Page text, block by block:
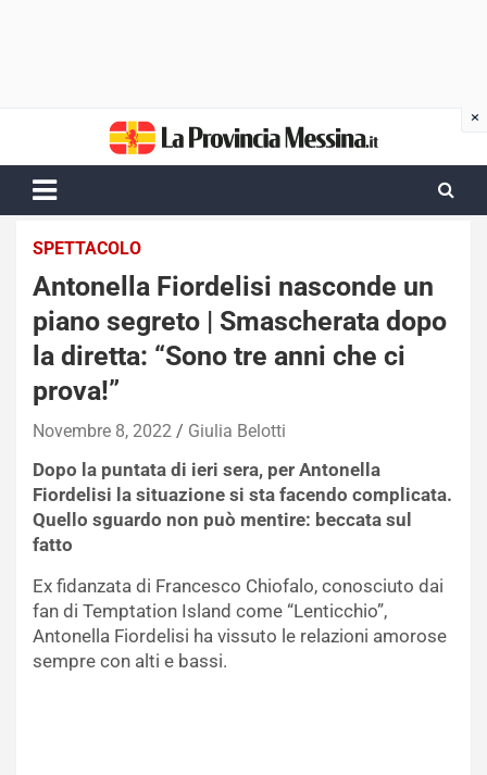
content
SPETTACOLO
Antonella Fiordelisi nasconde un
piano segreto | Smascherata dopo
la diretta: “Sono tre anni che ci
prova!”
Novembre 8, 2022 Giulia Belotti
Dopo la puntata di ieri sera, per Antonella
Fiordelisi la situazione si sta facendo complicata.
Quello sguardo non può mentire: beccata sul
fatto
Ex fidanzata di Francesco Chiofalo, conosciuto dai
fan di Temptation Island come “Lenticchio”,
Antonella Fiordelisi ha vissuto le relazioni amorose
sempre con alti e bassi.